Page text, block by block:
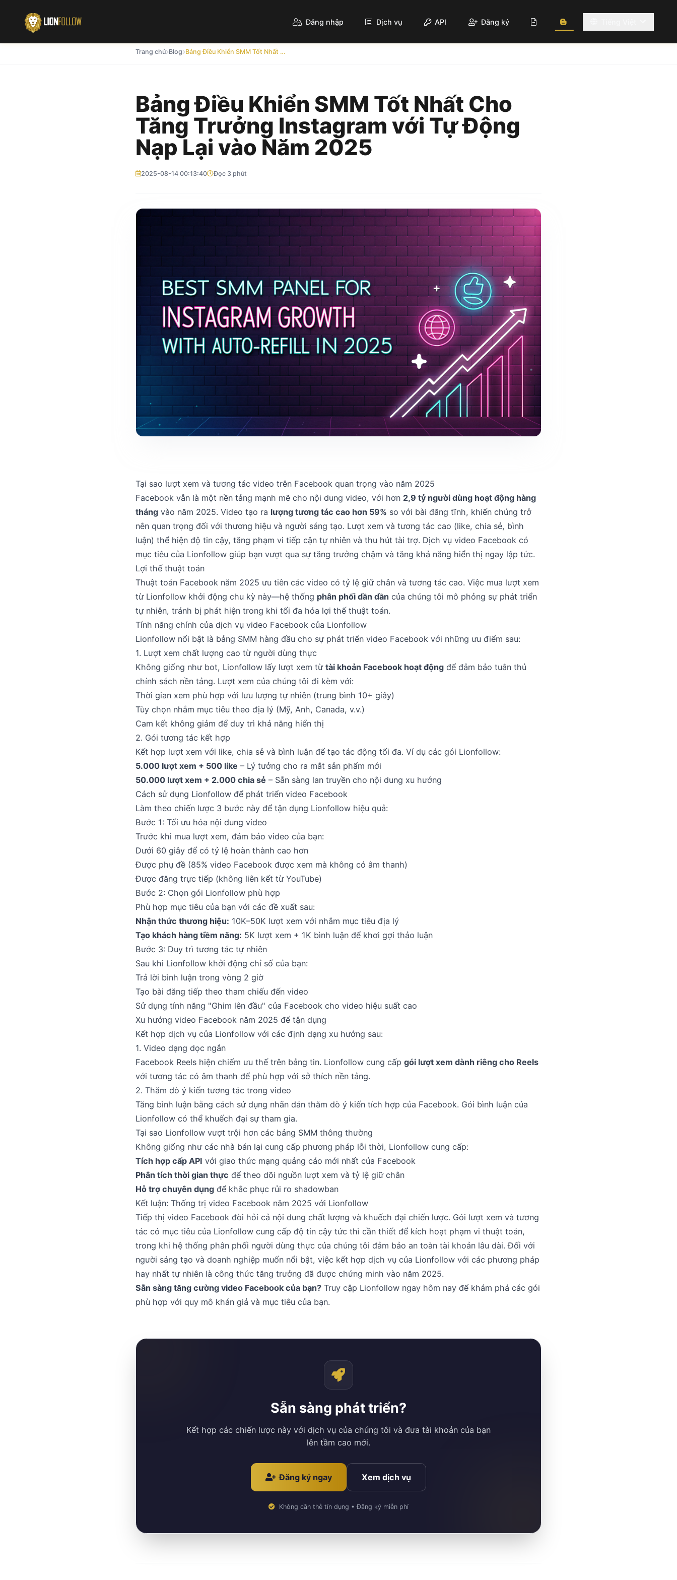
Đăng nhập Dịch vụ API Đăng ký
Trang chủ Blog Bảng Điều Khiển SMM Tốt Nhất Cho Tăng Trưởng Instagram với Tự Động Nạp Lại vào Năm 2025
Bảng Điều Khiển SMM Tốt Nhất Cho
Tăng Trưởng Instagram với Tự Động
Nạp Lại vào Năm 2025
2025-08-14 00:13:40 Đọc 3 phút
Tại sao lượt xem và tương tác video trên Facebook quan trọng vào năm 2025
Facebook vẫn là một nền tảng mạnh mẽ cho nội dung video, với hơn 2,9 tỷ người dùng hoạt động hàng
thángvào năm 2025. Video tạo ra lượng tương tác cao hơn 59% so với bài đăng tĩnh, khiến chúng trở
nên quan trọng đối với thương hiệu và người sáng tạo. Lượt xem và tương tác cao (like, chia sẻ, bình
luận) thể hiện độ tin cậy, tăng phạm vi tiếp cận tự nhiên và thu hút tài trợ. Dịch vụ video Facebook có
mục tiêu của Lionfollow giúp bạn vượt qua sự tăng trưởng chậm và tăng khả năng hiển thị ngay lập tức.
Lợi thế thuật toán
Thuật toán Facebook năm 2025 ưu tiên các video có tỷ lệ giữ chân và tương tác cao. Việc mua lượt xem
từ Lionfollow khởi động chu kỳ này—hệ thống phân phối dần dần của chúng tôi mô phỏng sự phát triển
tự nhiên, tránh bị phát hiện trong khi tối đa hóa lợi thế thuật toán.
Tính năng chính của dịch vụ video Facebook của Lionfollow
Lionfollow nổi bật là bảng SMM hàng đầu cho sự phát triển video Facebook với những ưu điểm sau:
1. Lượt xem chất lượng cao từ người dùng thực
Không giống như bot, Lionfollow lấy lượt xem từ tài khoản Facebook hoạt độngđể đảm bảo tuân thủ
chính sách nền tảng. Lượt xem của chúng tôi đi kèm với:
Thời gian xem phù hợp với lưu lượng tự nhiên (trung bình 10+ giây)
Tùy chọn nhắm mục tiêu theo địa lý (Mỹ, Anh, Canada, v.v.)
Cam kết không giảm để duy trì khả năng hiển thị
2. Gói tương tác kết hợp
Kết hợp lượt xem với like, chia sẻ và bình luận để tạo tác động tối đa. Ví dụ các gói Lionfollow:
5.000 lượt xem + 500 like – Lý tưởng cho ra mắt sản phẩm mới
50.000 lượt xem + 2.000 chia sẻ – Sẵn sàng lan truyền cho nội dung xu hướng
Cách sử dụng Lionfollow để phát triển video Facebook
Làm theo chiến lược 3 bước này để tận dụng Lionfollow hiệu quả:
Bước 1: Tối ưu hóa nội dung video
Trước khi mua lượt xem, đảm bảo video của bạn:
Dưới 60 giây để có tỷ lệ hoàn thành cao hơn
Được phụ đề (85% video Facebook được xem mà không có âm thanh)
Được đăng trực tiếp (không liên kết từ YouTube)
Bước 2: Chọn gói Lionfollow phù hợp
Phù hợp mục tiêu của bạn với các đề xuất sau:
Nhận thức thương hiệu: 10K–50K lượt xem với nhắm mục tiêu địa lý
Tạo khách hàng tiềm năng: 5K lượt xem + 1K bình luận để khơi gợi thảo luận
Bước 3: Duy trì tương tác tự nhiên
Sau khi Lionfollow khởi động chỉ số của bạn:
Trả lời bình luận trong vòng 2 giờ
Tạo bài đăng tiếp theo tham chiếu đến video
Sử dụng tính năng "Ghim lên đầu" của Facebook cho video hiệu suất cao
Xu hướng video Facebook năm 2025 để tận dụng
Kết hợp dịch vụ của Lionfollow với các định dạng xu hướng sau:
1. Video dạng dọc ngắn
Facebook Reels hiện chiếm ưu thế trên bảng tin. Lionfollow cung cấp gói lượt xem dành riêng cho Reels
với tương tác có âm thanh để phù hợp với sở thích nền tảng.
2. Thăm dò ý kiến tương tác trong video
Tăng bình luận bằng cách sử dụng nhãn dán thăm dò ý kiến tích hợp của Facebook. Gói bình luận của
Lionfollow có thể khuếch đại sự tham gia.
Tại sao Lionfollow vượt trội hơn các bảng SMM thông thường
Không giống như các nhà bán lại cung cấp phương pháp lỗi thời, Lionfollow cung cấp:
Tích hợp cấp API với giao thức mạng quảng cáo mới nhất của Facebook
Phân tích thời gian thực để theo dõi nguồn lượt xem và tỷ lệ giữ chân
Hỗ trợ chuyên dụngđể khắc phục rủi ro shadowban
Kết luận: Thống trị video Facebook năm 2025 với Lionfollow
Tiếp thị video Facebook đòi hỏi cả nội dung chất lượng và khuếch đại chiến lược. Gói lượt xem và tương
tác có mục tiêu của Lionfollow cung cấp độ tin cậy tức thì cần thiết để kích hoạt phạm vi thuật toán,
trong khi hệ thống phân phối người dùng thực của chúng tôi đảm bảo an toàn tài khoản lâu dài. Đối với
người sáng tạo và doanh nghiệp muốn nổi bật, việc kết hợp dịch vụ của Lionfollow với các phương pháp
hay nhất tự nhiên là công thức tăng trưởng đã được chứng minh vào năm 2025.
Sẵn sàng tăng cường video Facebook của bạn? Truy cập Lionfollow ngay hôm nayđể khám phá các gói
phù hợp với quy mô khán giả và mục tiêu của bạn.
Sẵn sàng phát triển?
Kết hợp các chiến lược này với dịch vụ của chúng tôi và đưa tài khoản của bạn
lên tầm cao mới.
Đăng ký ngay Xem dịch vụ
Không cần thẻ tín dụng • Đăng ký miễn phí